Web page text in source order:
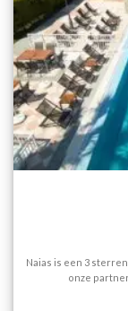
Naias is een 3
onze